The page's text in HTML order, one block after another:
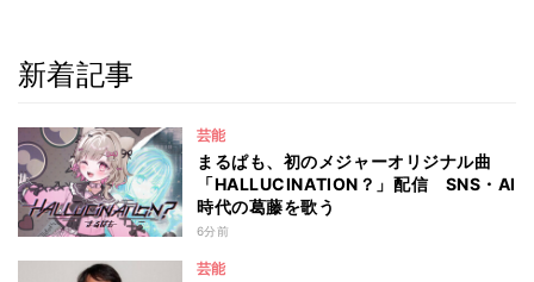
新着記事
芸能
まるぱも、初のメジャーオリジナル曲
「HALLUCINATION？」配信 SNS・AI
時代の葛藤を歌う
6分前
芸能